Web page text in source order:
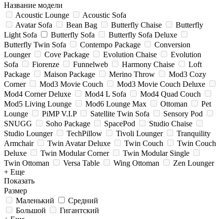
Название модели
Acoustic Lounge
Acoustic Sofa
Avatar Sofa
Bean Bag Butterfly Chaise
Butterfly
Light Sofa
Butterfly Sofa
Butterfly Sofa Deluxe
Butterfly Twin Sofa
Contempo Package
Conversion
Lounger
Cove Package Evolution Chaise
Evolution
Sofa
Fiorenze Funnelweb Harmony Chaise
Loft
Package
Maison Package Merino Throw
Mod3 Cozy
Corner
Mod3 Movie Couch
Mod3 Movie Couch Deluxe
Mod4 Corner Deluxe
Mod4 L Sofa
Mod4 Quad Couch
Mod5 Living Lounge
Mod6 Lounge Max Ottoman
Pet
Lounge
PiMP V.I.P Satellite Twin Sofa
Sensory Pod
SNUGG
Soho Package SpacePod
Studio Chaise
Studio Lounger
TechPillow Tivoli Lounger
Tranquility
Armchair
Twin Avatar Deluxe Twin Couch
Twin Couch
Deluxe
Twin Modular Corner
Twin Modular Single
Twin Ottoman
Versa Table Wing Ottoman
Zen Lounger
+ Еще
Показать
Размер
Маленький
Средний
Большой
Гигантский